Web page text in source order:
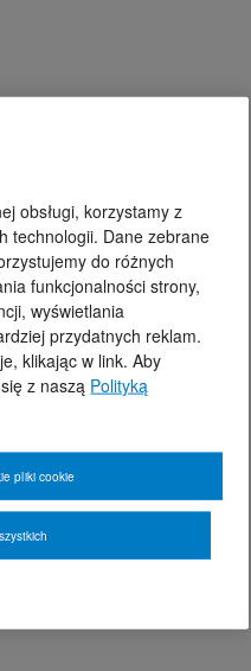
obsługi, korzystamy z
technologii. Dane zebrane
do różnych
funkcjonalności strony,
wyświetlania
przydatnych reklam.
klikając w link. Aby
z naszą Polityką
pliki cookie